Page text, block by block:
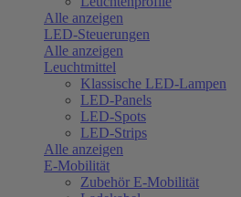
Alle anzeigen
LED-Steuerungen
Alle anzeigen
Leuchtmittel
Klassische LED-Lampen
LED-Panels
LED-Spots
LED-Strips
Alle anzeigen
E-Mobilität
Zubehör E-Mobilität